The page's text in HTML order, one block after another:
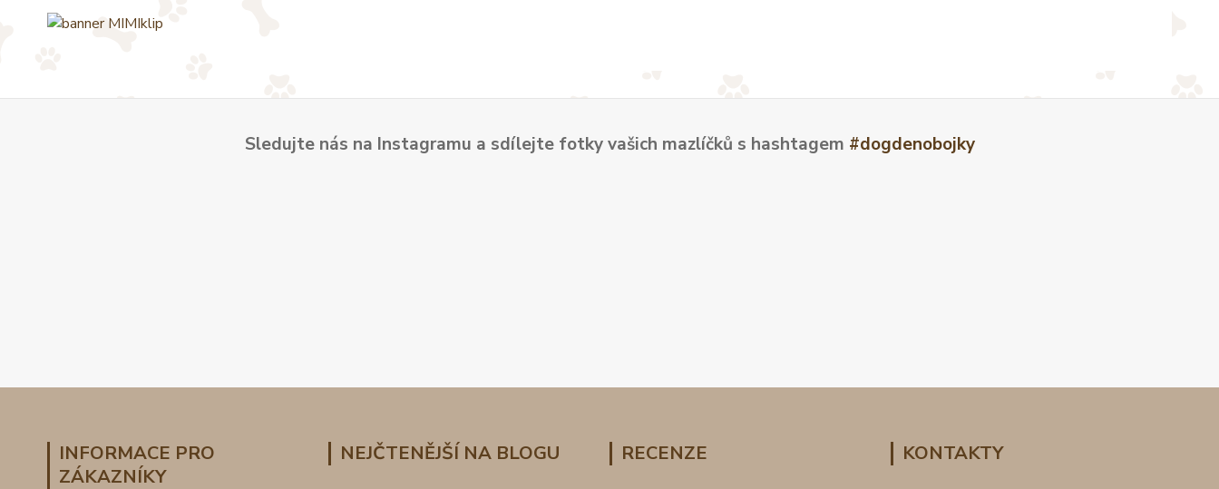
Sledujte nás na Instagramu a sdílejte fotky vašich mazlíčků s hashtagem #dogdenobojky
INFORMACE PRO
ZÁKAZNÍKY
NEJČTENĚJŠÍ NA BLOGU RECENZE KONTAKTY